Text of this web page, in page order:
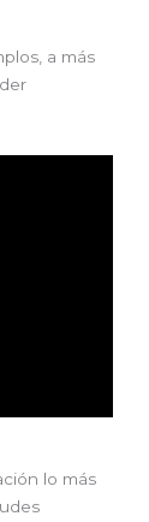
a más
lo más